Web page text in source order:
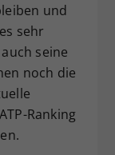
und
sehr
seine
noch die
Ranking